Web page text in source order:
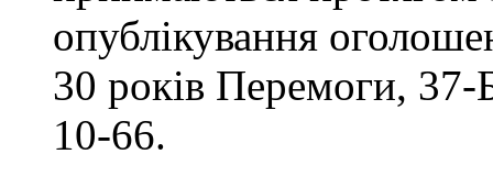
опублікування
30 років Перемоги,
10-66.